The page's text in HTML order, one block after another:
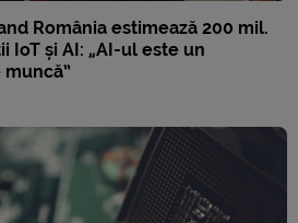
România estimează 200 mil.
IoT și AI: „AI-ul este un